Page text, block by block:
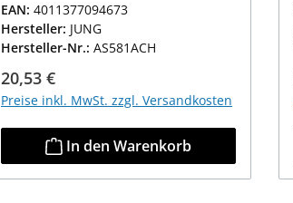
EAN: 4011377094673
Hersteller: JUNG
Hersteller-Nr.: AS581ACH
Regulärer Preis:
20,53 €
Preise inkl. MwSt. zzgl. Versandkosten
In den Warenkorb